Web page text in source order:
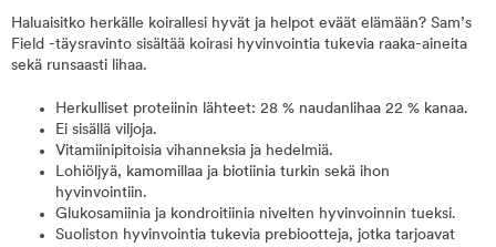
Haluaisitko herkälle koirallesi hyvät ja helpot eväät elämään? Sam’s
Field -täysravinto sisältää koirasi hyvinvointia tukevia raaka-aineita
sekä runsaasti lihaa.
Herkulliset proteiinin lähteet: 28 % naudanlihaa 22 % kanaa.
Ei sisällä viljoja.
Vitamiinipitoisia vihanneksia ja hedelmiä.
Lohiöljyä, kamomillaa ja biotiinia turkin sekä ihon
hyvinvointiin.
Glukosamiinia ja kondroitiinia nivelten hyvinvoinnin tueksi.
Suoliston hyvinvointia tukevia prebiootteja, jotka tarjoavat